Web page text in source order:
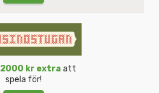
2000 kr extra att
spela för!